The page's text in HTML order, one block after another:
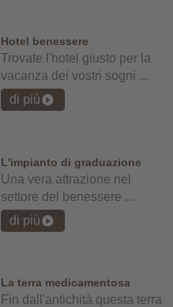
Hotel benessere
Trovate l'hotel giusto per la
vacanza dei vostri sogni ...
di più
L'impianto di graduazione
Una vera attrazione nel
settore del benessere ...
di più
La terra medicamentosa
Fin dall'antichità questa terra